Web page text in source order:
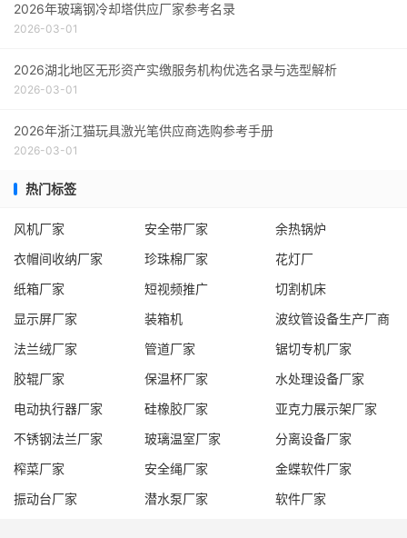
2026年玻璃钢冷却塔供应厂家参考名录
2026-03-01
2026湖北地区无形资产实缴服务机构优选名录与选型解析
2026-03-01
2026年浙江猫玩具激光笔供应商选购参考手册
2026-03-01
热门标签
风机厂家 安全带厂家
余热锅炉
衣帽间收纳厂家
珍珠棉厂家
花灯厂
纸箱厂家
短视频推广
切割机床
显示屏厂家
装箱机
波纹管设备生产厂商
法兰绒厂家
管道厂家
锯切专机厂家
胶辊厂家
保温杯厂家
水处理设备厂家
电动执行器厂家
硅橡胶厂家
亚克力展示架厂家
不锈钢法兰厂家
玻璃温室厂家
分离设备厂家
榨菜厂家
安全绳厂家
金蝶软件厂家
振动台厂家
潜水泵厂家 软件厂家